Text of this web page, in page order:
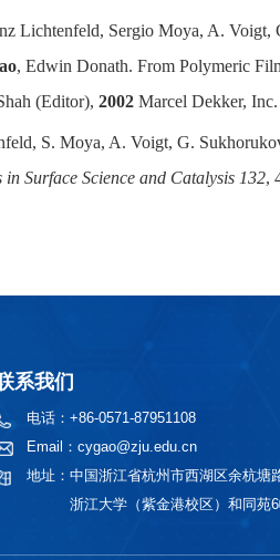
Lichtenfeld, Sergio Moya, A.
, Edwin Donath. From Polymeric
(Editor), 2002Marcel Dekker, Inc.
S. Moya, A. Voigt, G.
in Surface Science and Catalysis 132,
系我们
电话：+86-0571-87951108
Email：cygao@zju.edu.cn
地址：中国浙江省杭州市西湖区余杭塘
浙江大学（紫金港校区）和同苑